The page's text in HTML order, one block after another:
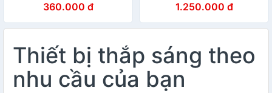
360.000 đ
Magic Store SG
1.250.000 đ
Thiết bị thắp sáng theo
nhu cầu của bạn